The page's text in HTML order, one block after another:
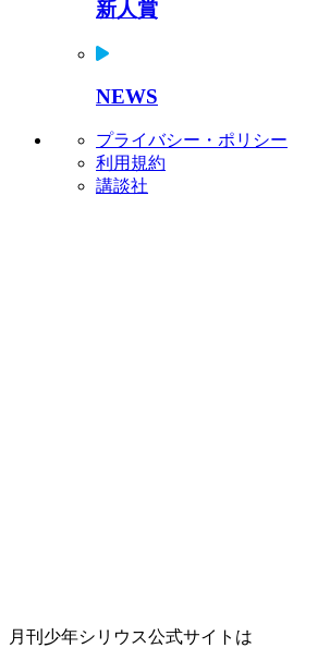
新人賞
NEWS
プライバシー・ポリシー
利用規約
講談社
月刊少年シリウス公式サイトは